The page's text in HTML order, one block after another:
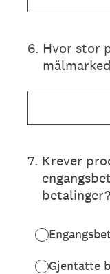
6. Hvor stor
7. Krever
betalinger?
Gjentatte